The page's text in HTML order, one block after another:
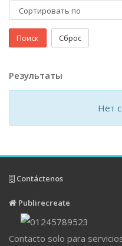
Поиск Сброс
Результаты
Нет
Contáctenos
Publirecreate
Contacto solo para